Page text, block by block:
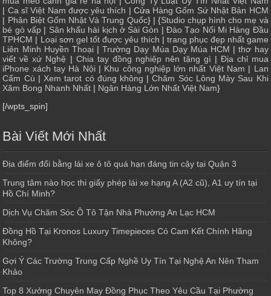
| Ca sĩ Việt Nam được yêu thích | Cửa Hàng Gốm Sứ Nhật Bản HCM
| Phân Biệt Gốm Nhật Và Trung Quốc} | {Studio chụp hình cho mẹ và
bé gò vấp | Sân khấu hài kịch ở Sài Gòn |Đào Tạo Nối Mi Hàng Đầu
TPHCM | Loại sơn gel tốt được yêu thích | trang phục đẹp nhất game
Liên Minh Huyền Thoại|Trường Dạy Múa Dạy Múa HCM |thơ hay
viết về xứ Nghệ | Chia tay đồng nghiệp nên tặng gì | Địa chỉ mua
iPhone xách tay Hà Nội| Khu công nghiệp lớn nhất Việt Nam | Lan
Cẩm Cù | Xem tarot có đúng không |Chăm Sóc Lông Mày Sau Khi
Xăm Bong Nhanh Nhất | Ngân Hàng Lớn Nhất Việt Nam}
[/wpts_spin]
Bài Viết Mới Nhất
Địa điểm đổi bằng lái xe ô tô quá hạn đáng tin cậy tại Quận 3
Trung tâm nào học thi giấy phép lái xe hạng A (A2 cũ), A1 uy tín tại
Hồ Chí Minh?
Dịch Vụ Chăm Sóc Ô Tô Tận Nhà Phường An Lạc HCM
Đồng Hồ Tại Kronos Luxury Timepieces Có Cam Kết Chính Hãng
Không?
Gợi Ý Các Trường Trung Cấp Nghề Uy Tín Tại Nghệ An Nên Tham
Khảo
Top 8 Xưởng Chuyên May Đồng Phục Theo Yêu Cầu Tại Phường